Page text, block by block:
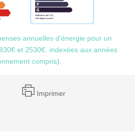
annuelles d'énergie pour un
et 2530€. indexées aux années
compris).
Imprimer